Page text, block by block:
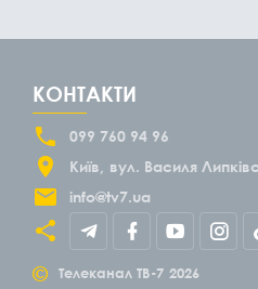
КОНТАКТИ
099 760 94 96
Київ
вул. Василя
info@tv7.ua
© Телеканал ТВ-7 2026